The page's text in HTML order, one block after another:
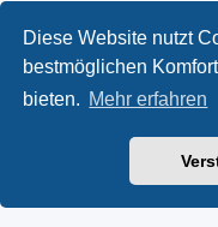
Diese Website nutzt
bestmöglichen
bieten. Mehr erfahren